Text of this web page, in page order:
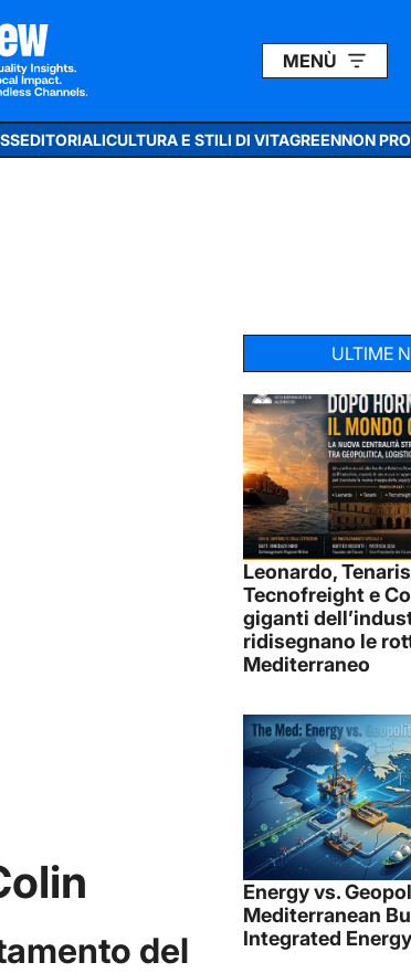
MENÙ
EDITORIALICULTURA E STILI DI VITAGREENNON
del
ULTIME
Leonardo,
Tecnofreight e
giganti
ridisegnano le
Mediterraneo
Energy vs.
Mediterranean
Integrated